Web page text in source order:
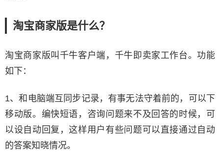
淘宝商家版是什么？
淘宝商家版叫千牛客户端，千牛即卖家工作台。功能
如下：
1、和电脑端互同步记录，有事无法守着前的，可以下
移动版。编快短语，咨询问题来不及回答的时候，可
以设自动回复，这样用户有些问题可以直接通过自动
的答案知晓情况。